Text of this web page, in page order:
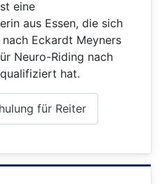
eine
aus Essen, die sich
Eckardt Meyners
Neuro-Riding nach
hat.
für Reiter